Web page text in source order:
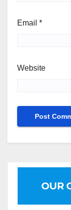
Email *
Website
OUR